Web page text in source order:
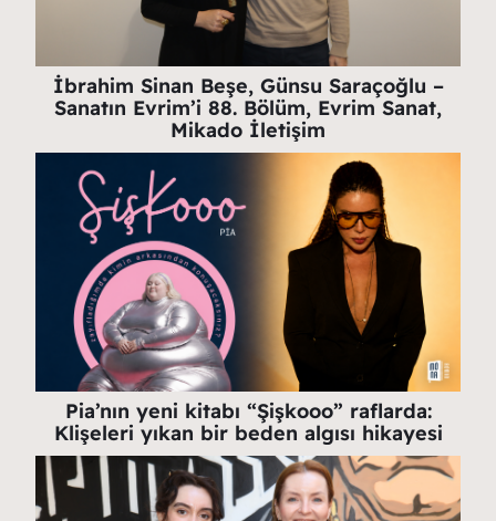
İbrahim Sinan Beşe, Günsu Saraçoğlu –
Sanatın Evrim’i 88. Bölüm, Evrim Sanat,
Mikado İletişim
Pia’nın yeni kitabı “Şişkooo” raflarda:
Klişeleri yıkan bir beden algısı hikayesi